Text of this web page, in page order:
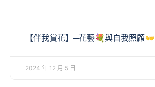
【伴我賞花】─花藝💐與自我照顧👐
2024 年 12 月 5 日